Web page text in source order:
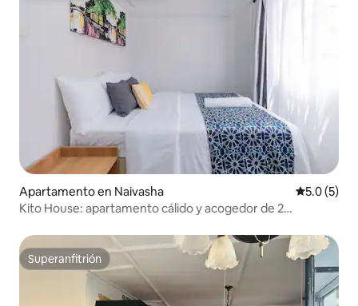
Apartamento en Naivasha
5.0 (5)
Kito House: apartamento cálido y acogedor de 2
Superanfitrión
Superanfitrión